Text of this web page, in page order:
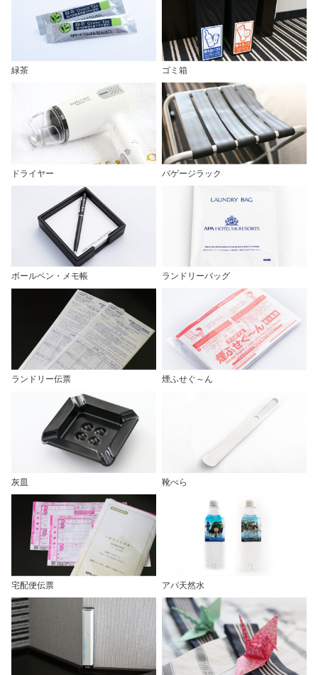
緑茶 ゴミ箱
ドライヤー バゲージラック
ボールペン・メモ帳 ランドリーバッグ
ランドリー伝票 煙ふせぐ～ん
灰皿 靴べら
宅配便伝票 アパ天然水